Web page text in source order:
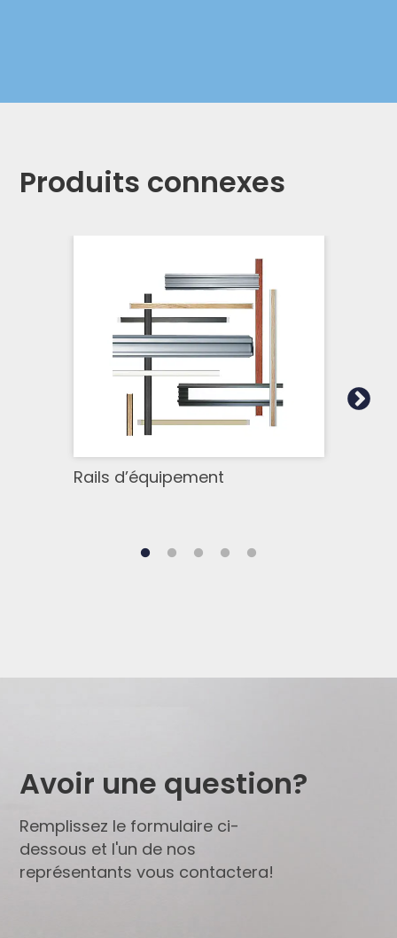
Produits connexes
Rails d’équipement
Avoir une question?
Remplissez le formulaire ci-
dessous et l'un de nos
représentants vous contactera!